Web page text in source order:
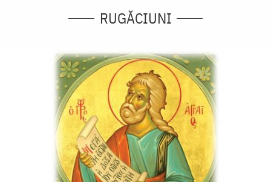
RUGĂCIUNI